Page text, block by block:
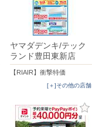
ヤマダデンキ/テック
ランド豊田東新店
【RIAIR】衝撃特価
[＋]その他の店舗